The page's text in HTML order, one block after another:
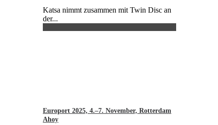
Katsa nimmt zusammen mit Twin Disc an
der...
Europort 2025, 4.–7. November, Rotterdam
Ahoy